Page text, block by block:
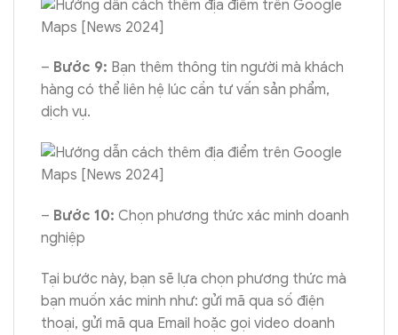
– Bước 9: Bạn thêm thông tin người mà khách
hàng có thể liên hệ lúc cần tư vấn sản phẩm,
dịch vụ.
– Bước 10: Chọn phương thức xác minh doanh
nghiệp
Tại bước này, bạn sẽ lựa chọn phương thức mà
bạn muốn xác minh như: gửi mã qua số điện
thoại, gửi mã qua Email hoặc gọi video doanh